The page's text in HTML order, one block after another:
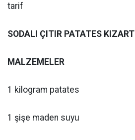
tarif
SODALI ÇITIR PATATES
MALZEMELER
1 kilogram patates
1 şişe maden suyu